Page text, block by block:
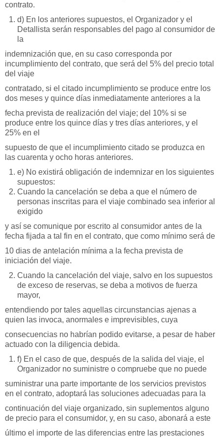
contrato.
d) En los anteriores supuestos, el Organizador y el
Detallista serán responsables del pago al consumidor de
la
indemnización que, en su caso corresponda por
incumplimiento del contrato, que será del 5% del precio total
del viaje
contratado, si el citado incumplimiento se produce entre los
dos meses y quince días inmediatamente anteriores a la
fecha prevista de realización del viaje; del 10% si se
produce entre los quince días y tres días anteriores, y el
25% en el
supuesto de que el incumplimiento citado se produzca en
las cuarenta y ocho horas anteriores.
e) No existirá obligación de indemnizar en los siguientes
supuestos:
Cuando la cancelación se deba a que el número de
personas inscritas para el viaje combinado sea inferior al
exigido
y así se comunique por escrito al consumidor antes de la
fecha fijada a tal fin en el contrato, que como mínimo será de
10 dias de antelación mínima a la fecha prevista de
iniciación del viaje.
Cuando la cancelación del viaje, salvo en los supuestos
de exceso de reservas, se deba a motivos de fuerza
mayor,
entendiendo por tales aquellas circunstancias ajenas a
quien las invoca, anormales e imprevisibles, cuya
consecuencias no habrían podido evitarse, a pesar de haber
actuado con la diligencia debida.
f) En el caso de que, después de la salida del viaje, el
Organizador no suministre o compruebe que no puede
suministrar una parte importante de los servicios previstos
en el contrato, adoptará las soluciones adecuadas para la
continuación del viaje organizado, sin suplementos alguno
de precio para el consumidor, y, en su caso, abonará a este
último el importe de las diferencias entre las prestaciones